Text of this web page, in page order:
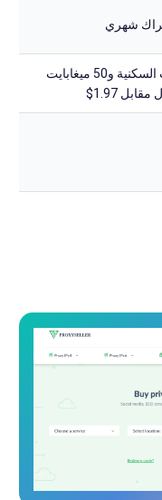
شهري
100 ميغابايت من البروكسيات السكنية و50 ميغابايت
1.97$